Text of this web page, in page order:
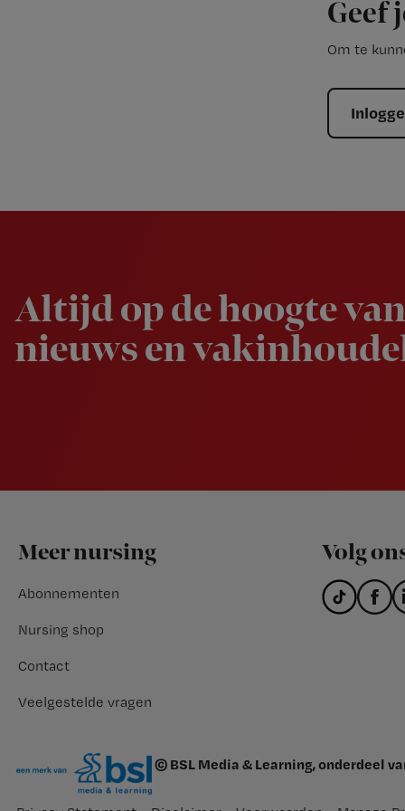
Geef
Om te
Altijd op de hoogte
nieuws en
Footer
Meer nursing
Abonnementen
Nursing shop
Contact
Veelgestelde vragen
Volg
© BSL Media & Learning, onderdeel